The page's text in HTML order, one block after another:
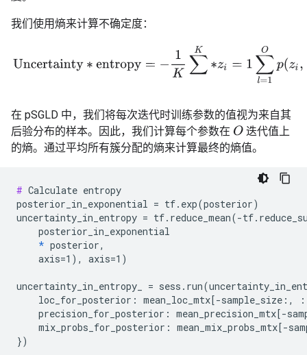
我们使用熵来计算不确定度：
entropy= 1K =1O
在 pSGLD 中，我们将每次迭代时训练参数的值视为来自其
后验分布的样本。因此，我们计算每个参数在 O 迭代值上
的熵。通过平均所有簇分配的熵来计算最终的熵值。
# Calculate entropy
posterior_in_exponential = tf.exp(posterior)
uncertainty_in_entropy = tf.reduce_mean(-
    posterior_in_exponential
* posterior,
    axis=1), axis=1)
uncertainty_in_entropy_ =
loc_for_posterior: mean_loc_mtx[-sample_size:,
precision_for_posterior: mean_precision_mtx[-
mix_probs_for_posterior: mean_mix_probs_mtx[-